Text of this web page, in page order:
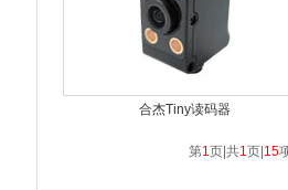
合杰Tiny读码器
第1页|共1页| 15